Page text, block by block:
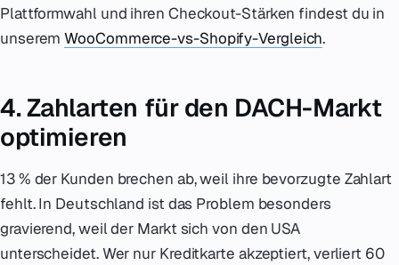
Plattformwahl und ihren Checkout-Stärken findest du in
unseremWooCommerce-vs-Shopify-Vergleich.
4. Zahlarten für den DACH-Markt
optimieren
13 % der Kunden brechen ab, weil ihre bevorzugte Zahlart
fehlt. In Deutschland ist das Problem besonders
gravierend, weil der Markt sich von den USA
unterscheidet. Wer nur Kreditkarte akzeptiert, verliert 60